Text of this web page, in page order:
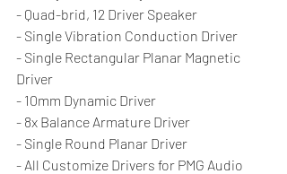
- Quad-brid, 12 Driver Speaker
- Single Vibration Conduction Driver
- Single Rectangular Planar Magnetic
Driver
- 10mm Dynamic Driver
- 8x Balance Armature Driver
- Single Round Planar Driver
- All Customize Drivers for PMG Audio